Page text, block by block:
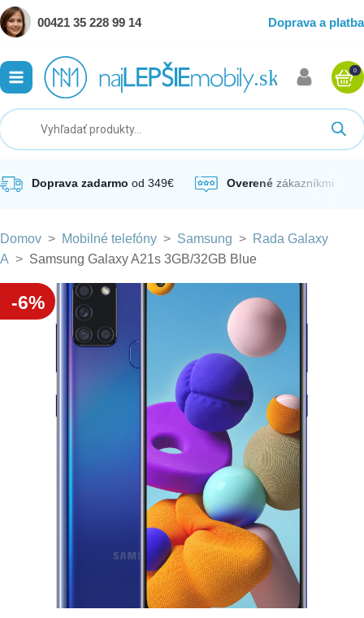
00421 35 228 99 14 Doprava a platba
0
Doprava zadarmo od 349€ Overené zákazníkmi
Domov > Mobilné telefóny > Samsung > Rada Galaxy
A > Samsung Galaxy A21s 3GB/32GB Blue
-6%